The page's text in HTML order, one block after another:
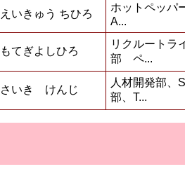
えいきゅう ちひろ
ホットペッパ
A...
もてぎよしひろ
リクルートラ
部 ペ...
さいき けんじ
人材開発部、
部、T...